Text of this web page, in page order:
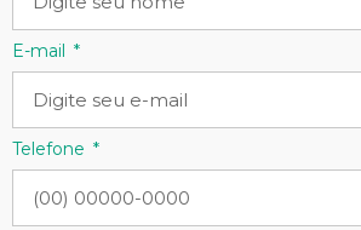
E-mail
Telefone